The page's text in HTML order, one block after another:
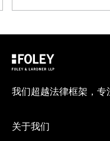
我们超越法律框架，专
关于我们